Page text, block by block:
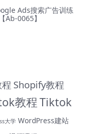
Ads搜索广告训练
Ab-0065】
Shopify教程
教程Tiktok
大学 WordPress建站